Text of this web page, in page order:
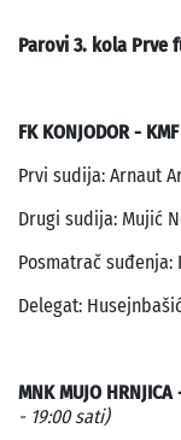
Parovi 3. kola Prve
FK KONJODOR -
Prvi sudija: Arnaut
Drugi sudija: Mujić
Posmatrač suđenja:
Delegat:
MNK MUJO
- 19:00 sati)